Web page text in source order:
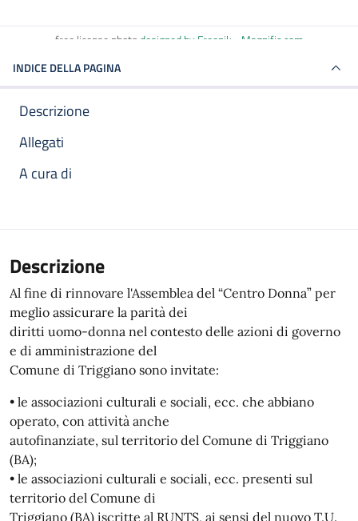
free license photo designed by Freepik - Magnific.com
INDICE DELLA PAGINA
Descrizione
Allegati
A cura di
Descrizione
Al fine di rinnovare l'Assemblea del “Centro Donna” per
meglio assicurare la parità dei
diritti uomo-donna nel contesto delle azioni di governo
e di amministrazione del
Comune di Triggiano sono invitate:
• le associazioni culturali e sociali, ecc. che abbiano
operato, con attività anche
autofinanziate, sul territorio del Comune di Triggiano
(BA);
• le associazioni culturali e sociali, ecc. presenti sul
territorio del Comune di
Triggiano (BA) iscritte al RUNTS, ai sensi del nuovo T.U.